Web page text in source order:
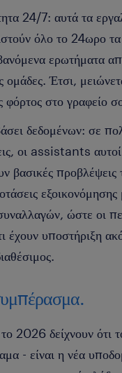
24/7: αυτά τα
όλο το 24ωρο
ερωτήματα
ομάδες. Έτσι,
φόρτος στο γραφείο
δεδομένων: σε
οι assistants
βασικές προβλέψεις
ώστε οι
έχουν υποστήριξη
2026 δείχνουν ότι
- είναι η νέα